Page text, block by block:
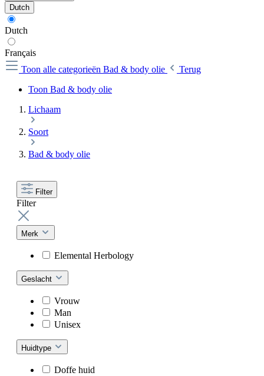
Dutch
Dutch
Français
Toon alle categorieën Bad & body olie
Terug
Toon Bad & body olie
Lichaam
Soort
Bad & body olie
Filter
Filter
Merk
Elemental Herbology
Geslacht
Vrouw
Man
Unisex
Huidtype
Doffe huid